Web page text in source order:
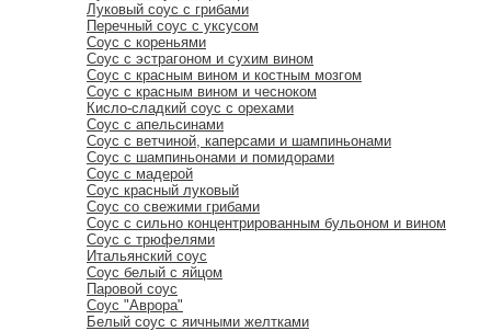
Луковый соус с грибами
Перечный соус с уксусом
Соус с кореньями
Соус с эстрагоном и сухим вином
Соус с красным вином и костным мозгом
Соус с красным вином и чесноком
Кисло-сладкий соус с орехами
Соус с апельсинами
Соус с ветчиной, каперсами и шампиньонами
Соус с шампиньонами и помидорами
Соус с мадерой
Соус красный луковый
Соус со свежими грибами
Соус с сильно концентрированным бульоном и вином
Соус с трюфелями
Итальянский соус
Соус белый с яйцом
Паровой соус
Соус "Аврора"
Белый соус с яичными желтками